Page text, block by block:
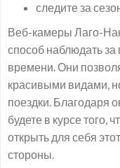
следите за
Веб-камеры Лаго-
способ наблюдать
времени. Они
красивыми видами,
поездки. Благодаря
будете в курсе того,
открыть для себя
стороны.